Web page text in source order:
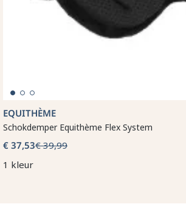
EQUITHÈME
Schokdemper Equithème Flex System
€ 37,53€ 39,99
1 kleur